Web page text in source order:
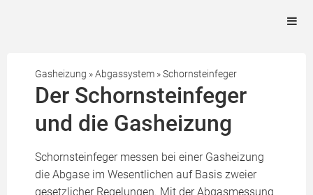
Gasheizung »Abgassystem »Schornsteinfeger
Der Schornsteinfeger
und die Gasheizung
Schornsteinfeger messen bei einer Gasheizung
die Abgase im Wesentlichen auf Basis zweier
gesetzlicher Regelungen. Mit der Abgasmessung